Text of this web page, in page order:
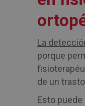
La
porque
de un
Esto